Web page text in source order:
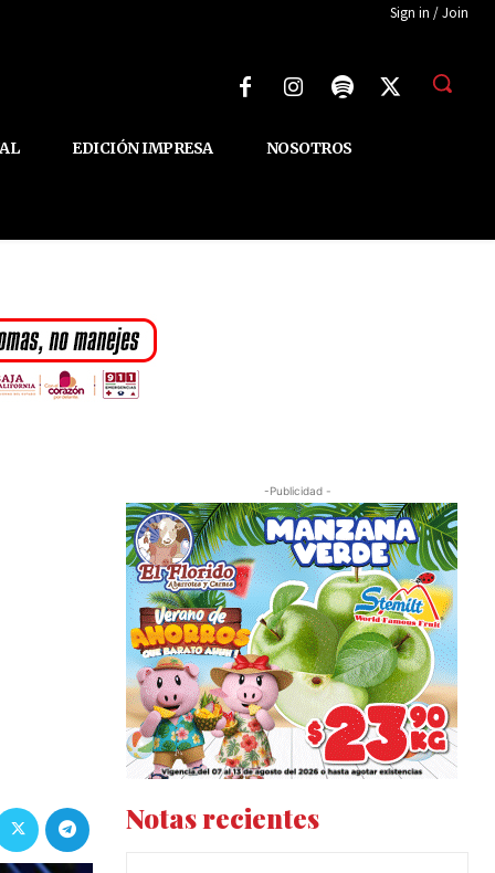
Sign in / Join
EDICIÓN IMPRESA NOSOTROS
-Publicidad -
Notas recientes